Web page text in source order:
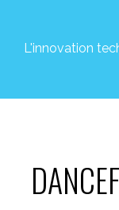
L'innovation